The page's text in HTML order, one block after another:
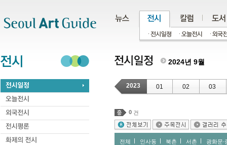
2024년 9월
2023 01 02 03
0 건
전체 인사동 북촌 서촌
광화문∙